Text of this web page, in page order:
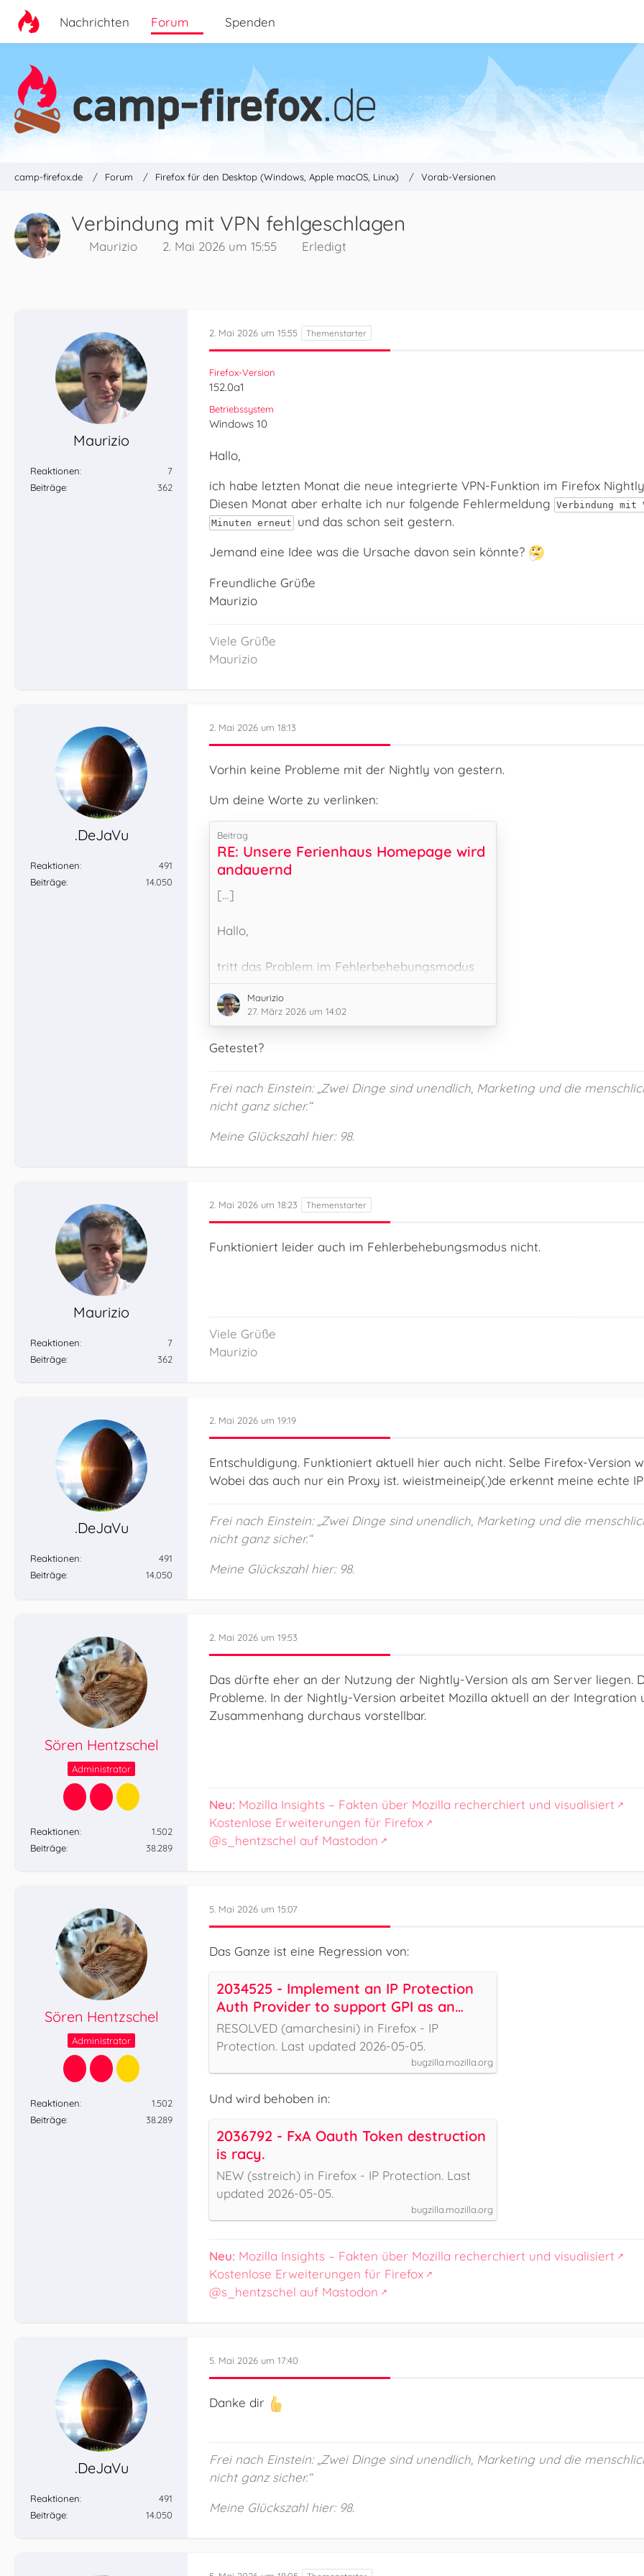
Nachrichten Forum Spenden
camp-firefox.de Forum Firefox für den Desktop (Windows, Apple macOS, Linux) Vorab-Versionen
Verbindung mit VPN fehlgeschlagen
Maurizio 2. Mai 2026 um 15:55 Erledigt
Maurizio
Reaktionen
7
Beiträge
362
2. Mai 2026 um 15:55
Firefox-Version
152.0a1
Betriebssystem
Windows 10
Hallo,
ich habe letzten Monat die neue integrierte VPN-Funktion im Firefox
Diesen Monat aber erhalte ich nur folgende Fehlermeldung Verbindung mit
Minuten erneut
und das schon seit gestern.
Jemand eine Idee was die Ursache davon sein könnte?
Freundliche Grüße
Maurizio
Viele Grüße
Maurizio
.DeJaVu
Reaktionen
491
Beiträge
14.050
2. Mai 2026 um 18:13
Vorhin keine Probleme mit der Nightly von gestern.
Um deine Worte zu verlinken:
Beitrag
RE: Unsere Ferienhaus Homepage wird
andauernd
[…]
Hallo,
tritt das Problem im Fehlerbehebungsmodus
weiterhin auf? Was passiert mit deaktiviertem
VPN?
Maurizio
27. März 2026 um 14:02
Getestet?
Frei nach Einstein: „Zwei Dinge sind unendlich, Marketing und die
nicht ganz sicher.“
Meine Glückszahl hier: 98.
Maurizio
Reaktionen
7
Beiträge
362
2. Mai 2026 um 18:23
Funktioniert leider auch im Fehlerbehebungsmodus nicht.
Viele Grüße
Maurizio
.DeJaVu
Reaktionen
491
Beiträge
14.050
2. Mai 2026 um 19:19
Entschuldigung. Funktioniert aktuell hier auch nicht. Selbe Firefox-Version
Wobei das auch nur ein Proxy ist. wieistmeineip(.)de erkennt meine echte
Frei nach Einstein: „Zwei Dinge sind unendlich, Marketing und die
nicht ganz sicher.“
Meine Glückszahl hier: 98.
Sören Hentzschel
Administrator
Reaktionen
1.502
Beiträge
38.289
2. Mai 2026 um 19:53
Das dürfte eher an der Nutzung der Nightly-Version als am Server liegen.
Probleme. In der Nightly-Version arbeitet Mozilla aktuell an der Integration
Zusammenhang durchaus vorstellbar.
Neu: Mozilla Insights – Fakten über Mozilla recherchiert und visualisiert
Kostenlose Erweiterungen für Firefox
@s_hentzschel auf Mastodon
Sören Hentzschel
Administrator
Reaktionen
1.502
Beiträge
38.289
5. Mai 2026 um 15:07
Das Ganze ist eine Regression von:
2034525 - Implement an IP Protection
Auth Provider to support GPI as an
alternative auth flow for mobile
RESOLVED (amarchesini) in Firefox - IP
Protection. Last updated 2026-05-05.
bugzilla.mozilla.org
Und wird behoben in:
2036792 - FxA Oauth Token destruction
is racy.
NEW (sstreich) in Firefox - IP Protection. Last
updated 2026-05-05.
bugzilla.mozilla.org
Neu: Mozilla Insights – Fakten über Mozilla recherchiert und visualisiert
Kostenlose Erweiterungen für Firefox
@s_hentzschel auf Mastodon
.DeJaVu
Reaktionen
491
Beiträge
14.050
5. Mai 2026 um 17:40
Danke dir
Frei nach Einstein: „Zwei Dinge sind unendlich, Marketing und die
nicht ganz sicher.“
Meine Glückszahl hier: 98.